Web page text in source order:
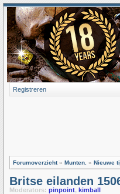
Registreren
Forumoverzicht» Munten. » Nieuwe
Britse eilanden
Moderators: pinpoint, kimball